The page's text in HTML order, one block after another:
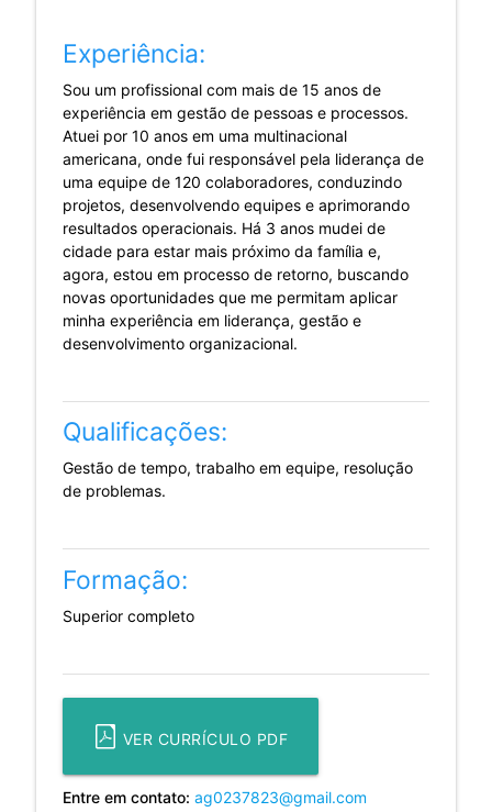
Experiência:
Sou um profissional com mais de 15 anos de
experiência em gestão de pessoas e processos.
Atuei por 10 anos em uma multinacional
americana, onde fui responsável pela liderança de
uma equipe de 120 colaboradores, conduzindo
projetos, desenvolvendo equipes e aprimorando
resultados operacionais. Há 3 anos mudei de
cidade para estar mais próximo da família e,
agora, estou em processo de retorno, buscando
novas oportunidades que me permitam aplicar
minha experiência em liderança, gestão e
desenvolvimento organizacional.
Qualificações:
Gestão de tempo, trabalho em equipe, resolução
de problemas.
Formação:
Superior completo
VER CURRÍCULO PDF
Entre em contato: ag0237823@gmail.com